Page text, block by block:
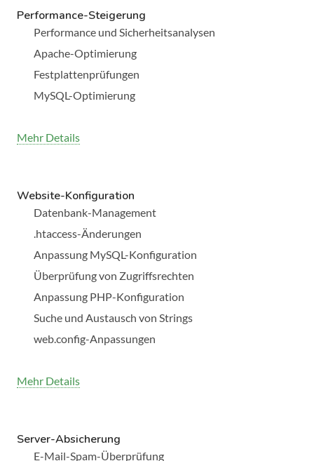
Performance-Steigerung
Performance und Sicherheitsanalysen
Apache-Optimierung
Festplattenprüfungen
MySQL-Optimierung
Mehr Details
Website-Konfiguration
Datenbank-Management
.htaccess-Änderungen
Anpassung MySQL-Konfiguration
Überprüfung von Zugriffsrechten
Anpassung PHP-Konfiguration
Suche und Austausch von Strings
web.config-Anpassungen
Mehr Details
Server-Absicherung
E-Mail-Spam-Überprüfung